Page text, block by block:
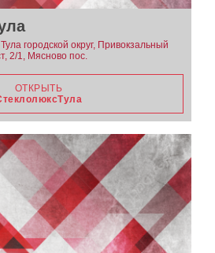
городской округ, Привокзальный
2/1, Мясново пос.
ОТКРЫТЬ